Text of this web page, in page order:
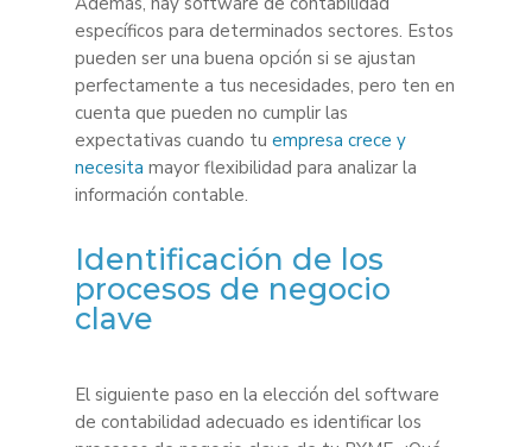
específicos para determinados sectores. Estos
pueden ser una buena opción si se ajustan
perfectamente a tus necesidades, pero ten en
cuenta que pueden no cumplir las
expectativas cuando tu empresa crece y
necesita mayor flexibilidad para analizar la
información contable.
Identificación de los
procesos de negocio
clave
El siguiente paso en la elección del software
de contabilidad adecuado es identificar los